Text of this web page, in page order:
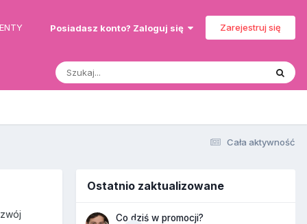
Posiadasz konto? Zaloguj się Zarejestruj się
Cała aktywność
Ostatnio zaktualizowane
Co dziś w promocji?